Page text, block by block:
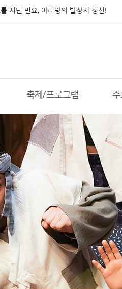
지닌 민요, 아리랑의 발상지 정선!
축제/프로그램